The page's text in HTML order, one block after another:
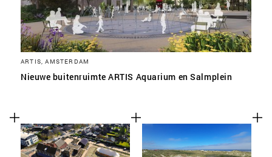
ARTIS, AMSTERDAM
Nieuwe buitenruimte ARTIS Aquarium en Salmplein